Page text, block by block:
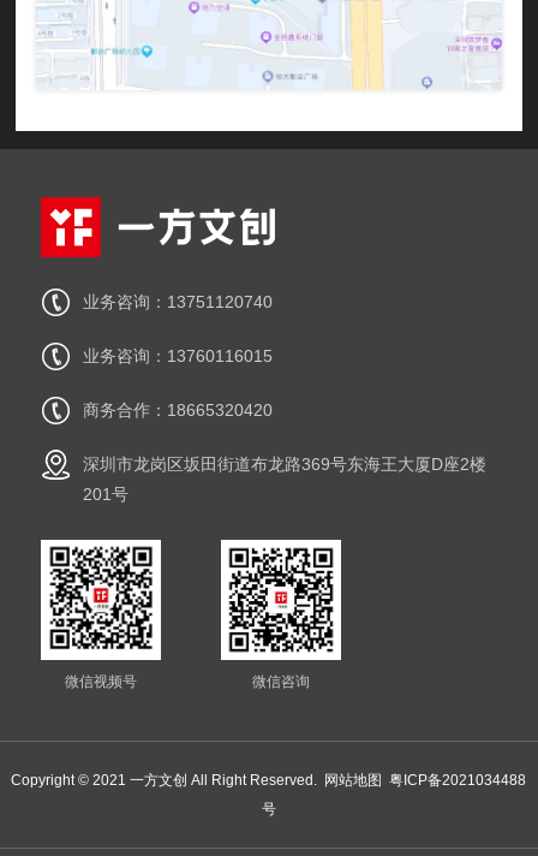
业务咨询：13751120740
业务咨询：13760116015
商务合作：18665320420
深圳市龙岗区坂田街道布龙路369号东海王大厦D座2楼
201号
微信视频号 微信咨询
Copyright © 2021 一方文创 All Right Reserved. 网站地图
粤ICP备2021034488
号